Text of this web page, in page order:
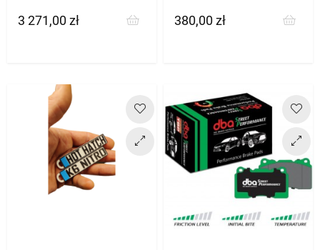
Cena
3 271,00 zł Cena
380,00 zł